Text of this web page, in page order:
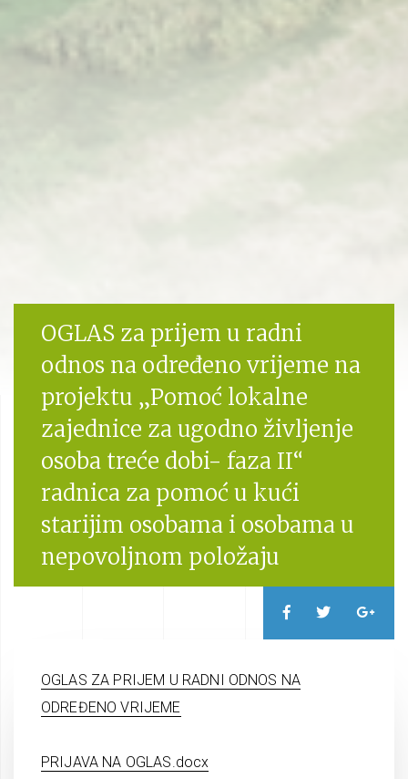
OGLAS za prijem u radni
odnos na određeno vrijeme na
projektu „Pomoć lokalne
zajednice za ugodno življenje
osoba treće dobi- faza II“
radnica za pomoć u kući
starijim osobama i osobama u
nepovoljnom položaju
OGLAS ZA PRIJEM U RADNI ODNOS NA
ODREĐENO VRIJEME
PRIJAVA NA OGLAS.docx